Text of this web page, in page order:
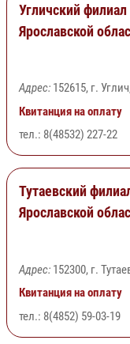
Угличский
Ярославской
Адрес:152615, г.
Квитанция на оплату
тел.: 8(48532) 227-22
Тутаевский
Ярославской
Адрес:152300, г.
Квитанция на оплату
тел.: 8(4852) 59-03-19